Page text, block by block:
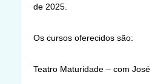
de 2025.
Os cursos oferecidos são:
Teatro Maturidade – com